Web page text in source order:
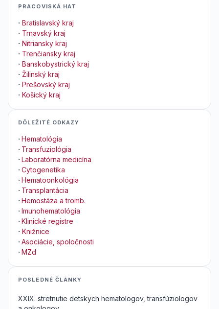
PRACOVISKÁ HAT
· Bratislavský kraj
· Trnavský kraj
· Nitriansky kraj
· Trenčiansky kraj
· Banskobystrický kraj
· Žilinský kraj
· Prešovský kraj
· Košický kraj
DÔLEŽITÉ ODKAZY
· Hematológia
· Transfuziológia
· Laboratórna medicína
· Cytogenetika
· Hematoonkológia
· Transplantácia
· Hemostáza a tromb.
· Imunohematológia
· Klinické registre
· Knižnice
· Asociácie, spoločnosti
· MZd
POSLEDNÉ ČLÁNKY
XXIX. stretnutie detskych hematologov, transfúziologov